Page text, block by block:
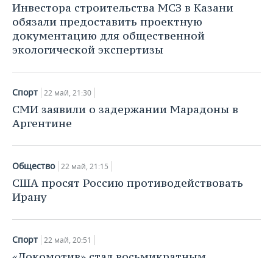
Инвестора строительства МСЗ в Казани
обязали предоставить проектную
документацию для общественной
экологической экспертизы
Спорт 22 май, 21:30
СМИ заявили о задержании Марадоны в
Аргентине
Общество 22 май, 21:15
США просят Россию противодействовать
Ирану
Спорт 22 май, 20:51